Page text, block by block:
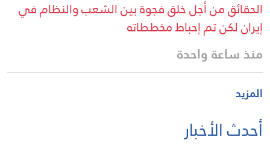
الحقائق من أجل خلق فجوة بين الشعب والنظام في
إيران لكن تم إحباط مخططاته
منذ ساعة واحدة
المزيد
أحدث الأخبار